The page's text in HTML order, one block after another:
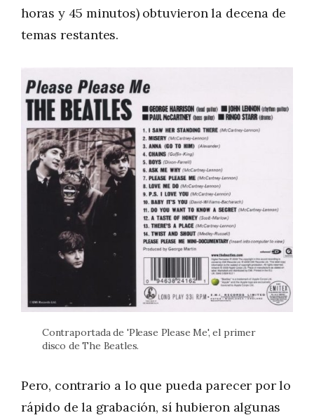
horas y 45 minutos) obtuvieron la decena de
temas restantes.
Contraportada de 'Please Please Me', el primer
disco de The Beatles.
Pero, contrario a lo que pueda parecer por lo
rápido de la grabación, sí hubieron algunas